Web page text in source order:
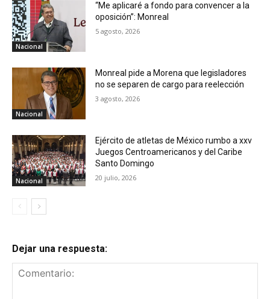
Nacional
“Me aplicaré a fondo para convencer a la
oposición”: Monreal
5 agosto, 2026
Nacional
Monreal pide a Morena que legisladores
no se separen de cargo para reelección
3 agosto, 2026
Nacional
Ejército de atletas de México rumbo a xxv
Juegos Centroamericanos y del Caribe
Santo Domingo
20 julio, 2026
Dejar una respuesta: